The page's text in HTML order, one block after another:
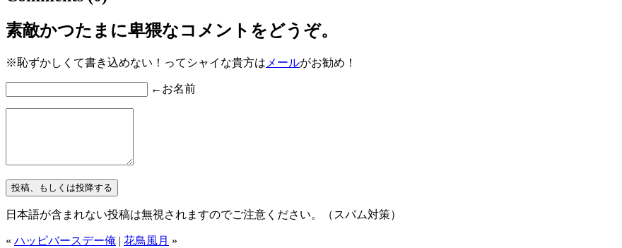
素敵かつたまに卑猥なコメントをどうぞ。
※恥ずかしくて書き込めない！ってシャイな貴方は メールがお勧め！
←お名前
日本語が含まれない投稿は無視されますのでご注意ください。（スパム対策）
« ハッピバースデー俺 | 花鳥風月 »